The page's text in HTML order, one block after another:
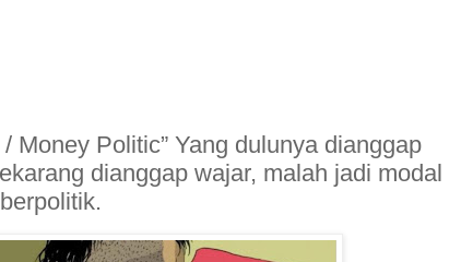
Money Politic” Yang dulunya dianggap
dianggap wajar, malah jadi modal